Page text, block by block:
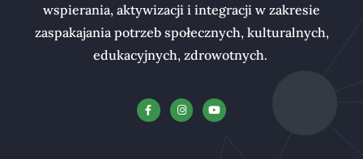
wspierania, aktywizacji i integracji w zakresie
zaspakajania potrzeb społecznych, kulturalnych,
edukacyjnych, zdrowotnych.